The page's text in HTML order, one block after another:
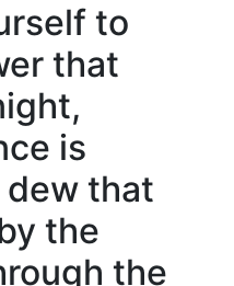
to
that
is
dew that
the
the